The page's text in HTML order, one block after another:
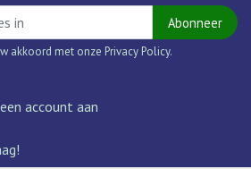
Abonneer
akkoord met onze Privacy Policy.
account aan